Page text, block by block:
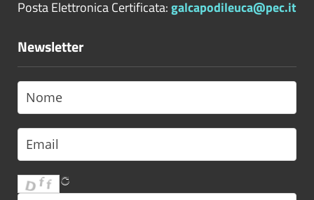
Posta Elettronica Certificata:galcapodileuca@pec.it
Newsletter